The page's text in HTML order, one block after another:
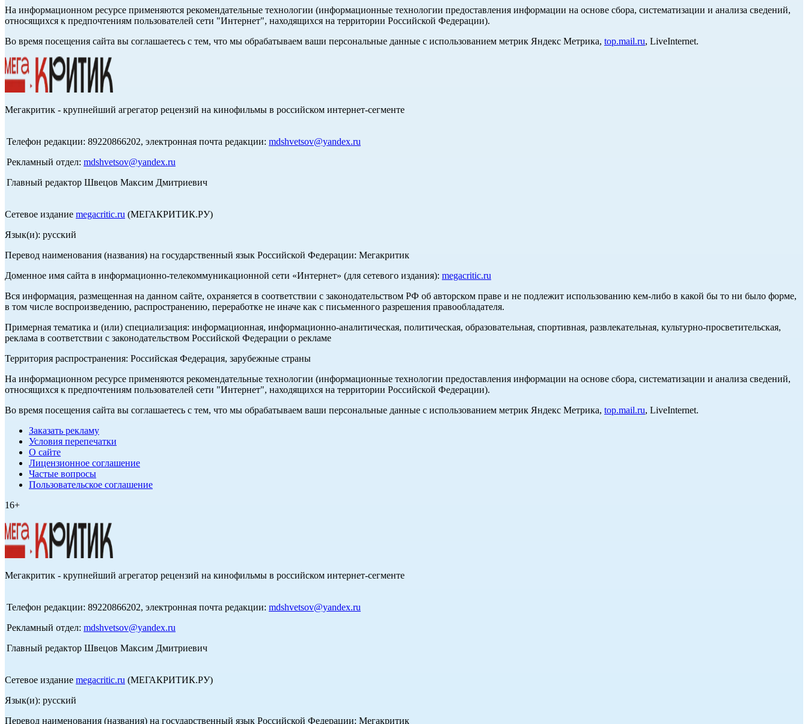
На информационном ресурсе применяются рекомендательные технологии (информационные технологии предоставления информации на основе сбора, систематизации и анализа сведений,
относящихся к предпочтениям пользователей сети "Интернет", находящихся на территории Российской Федерации).
Во время посещения сайта вы соглашаетесь с тем, что мы обрабатываем ваши персональные данные с использованием метрик Яндекс Метрика, top.mail.ru, LiveInternet.
Мегакритик - крупнейший агрегатор рецензий на кинофильмы в российском интернет-сегменте
Телефон редакции: 89220866202, электронная почта редакции: mdshvetsov@yandex.ru
Рекламный отдел: mdshvetsov@yandex.ru
Главный редактор Швецов Максим Дмитриевич
Сетевое издание megacritic.ru (МЕГАКРИТИК.РУ)
Язык(и): русский
Перевод наименования (названия) на государственный язык Российской Федерации: Мегакритик
Доменное имя сайта в информационно-телекоммуникационной сети «Интернет» (для сетевого издания): megacritic.ru
Вся информация, размещенная на данном сайте, охраняется в соответствии с законодательством РФ об авторском праве и не подлежит использованию кем-либо в какой бы то ни было форме,
в том числе воспроизведению, распространению, переработке не иначе как с письменного разрешения правообладателя.
Примерная тематика и (или) специализация: информационная, информационно-аналитическая, политическая, образовательная, спортивная, развлекательная, культурно-просветительская,
реклама в соответствии с законодательством Российской Федерации о рекламе
Территория распространения: Российская Федерация, зарубежные страны
На информационном ресурсе применяются рекомендательные технологии (информационные технологии предоставления информации на основе сбора, систематизации и анализа сведений,
относящихся к предпочтениям пользователей сети "Интернет", находящихся на территории Российской Федерации).
Во время посещения сайта вы соглашаетесь с тем, что мы обрабатываем ваши персональные данные с использованием метрик Яндекс Метрика, top.mail.ru, LiveInternet.
Заказать рекламу
Условия перепечатки
О сайте
Лицензионное соглашение
Частые вопросы
Пользовательское соглашение
16+
Мегакритик - крупнейший агрегатор рецензий на кинофильмы в российском интернет-сегменте
Телефон редакции: 89220866202, электронная почта редакции: mdshvetsov@yandex.ru
Рекламный отдел: mdshvetsov@yandex.ru
Главный редактор Швецов Максим Дмитриевич
Сетевое издание megacritic.ru (МЕГАКРИТИК.РУ)
Язык(и): русский
Перевод наименования (названия) на государственный язык Российской Федерации: Мегакритик